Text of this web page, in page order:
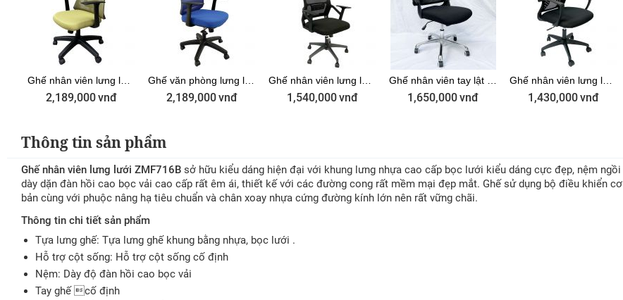
Ghế nhân viên lưng lưới màu xanh M1087D-02
2,189,000vnđ
Ghế văn phòng lưng lưới tay rời màu xanh dương ZM1080-04
2,189,000vnđ
Ghế nhân viên lưng lưới có tựa đầu ZMF716A
1,540,000vnđ 1,650,000vnđ
Ghế nhân viên lưng lưới đen ZGSP01
1,430,000vnđ
Thông tin sản phẩm
Ghế nhân viên lưng lưới ZMF716B sở hữu kiểu dáng hiện đại với khung lưng nhựa cao cấp bọc lưới kiểu dáng cực đẹp, nệm ngồi
dày dặn đàn hồi cao bọc vải cao cấp rất êm ái, thiết kế với các đường cong rất mềm mại đẹp mắt. Ghế sử dụng bộ điều khiển cơ
bản cùng với phuộc nâng hạ tiêu chuẩn và chân xoay nhựa cứng đường kính lớn nên rất vững chãi.
Thông tin chi tiết sản phẩm
Tựa lưng ghế: Tựa lưng ghế khung bằng nhựa, bọc lưới .
Hỗ trợ cột sống: Hỗ trợ cột sống cố định
Nệm: Dày độ đàn hồi cao bọc vải
Tay ghế cố định